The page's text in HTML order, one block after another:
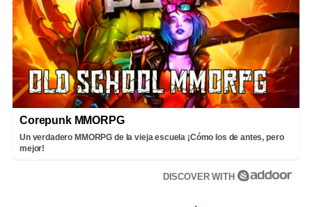
Corepunk MMORPG
Un verdadero MMORPG de la vieja escuela ¡Cómo los de antes, pero
mejor!
DISCOVER WITH